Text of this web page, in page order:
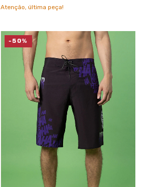
Atenção, última peça!
-50%